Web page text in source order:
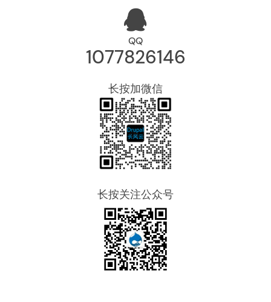
QQ
1077826146
长按加微信
长按关注公众号